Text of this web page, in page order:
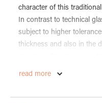
character of this
In contrast to technical
subject to higher
thickness and also in the
agents or fine abrasions
read more